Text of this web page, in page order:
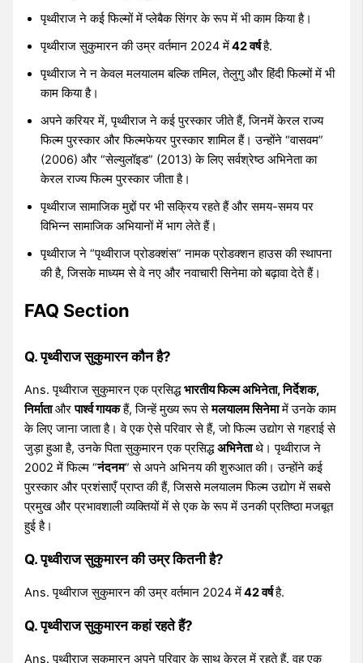
पृथ्वीराज ने कई फिल्मों में प्लेबैक सिंगर के रूप में भी काम किया है।
पृथ्वीराज सुकुमारन की उम्र वर्तमान 2024 में42 वर्षहै.
पृथ्वीराज ने न केवल मलयालम बल्कि तमिल, तेलुगु और हिंदी फिल्मों में भी
काम किया है।
अपने करियर में, पृथ्वीराज ने कई पुरस्कार जीते हैं, जिनमें केरल राज्य
फिल्म पुरस्कार और फिल्मफेयर पुरस्कार शामिल हैं। उन्होंने “वासवम”
(2006) और “सेल्युलॉइड” (2013) के लिए सर्वश्रेष्ठ अभिनेता का
केरल राज्य फिल्म पुरस्कार जीता है।
पृथ्वीराज सामाजिक मुद्दों पर भी सक्रिय रहते हैं और समय-समय पर
विभिन्न सामाजिक अभियानों में भाग लेते हैं।
पृथ्वीराज ने “पृथ्वीराज प्रोडक्शंस” नामक प्रोडक्शन हाउस की स्थापना
की है, जिसके माध्यम से वे नए और नवाचारी सिनेमा को बढ़ावा देते हैं।
FAQ Section
Q. पृथ्वीराज सुकुमारन कौन है?
Ans. पृथ्वीराज सुकुमारन एक प्रसिद्धभारतीय फिल्म अभिनेता, निर्देशक,
निर्माताऔरपार्श्व गायकहैं, जिन्हें मुख्य रूप सेमलयालम सिनेमामें उनके काम
के लिए जाना जाता है। वे एक ऐसे परिवार से हैं, जो फिल्म उद्योग से गहराई से
जुड़ा हुआ है, उनके पिता सुकुमारन एक प्रसिद्धअभिनेताथे। पृथ्वीराज ने
2002 में फिल्म “नंदनम” से अपने अभिनय की शुरुआत की। उन्होंने कई
पुरस्कार और प्रशंसाएँ प्राप्त की हैं, जिससे मलयालम फिल्म उद्योग में सबसे
प्रमुख और प्रभावशाली व्यक्तियों में से एक के रूप में उनकी प्रतिष्ठा मजबूत
हुई है।
Q. पृथ्वीराज सुकुमारन की उम्र कितनी है?
Ans. पृथ्वीराज सुकुमारन की उम्र वर्तमान 2024 में42 वर्षहै.
Q. पृथ्वीराज सुकुमारन कहां रहते हैं?
Ans. पृथ्वीराज सुकुमारन अपने परिवार के साथ केरल में रहते हैं. वह एक